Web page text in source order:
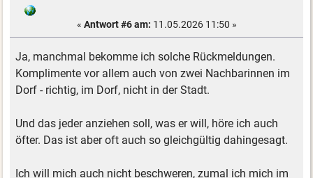
« Antwort #6 am: 11.05.2026 11:50 »
Ja, manchmal bekomme ich solche Rückmeldungen.
Komplimente vor allem auch von zwei Nachbarinnen im
Dorf - richtig, im Dorf, nicht in der Stadt.
Und das jeder anziehen soll, was er will, höre ich auch
öfter. Das ist aber oft auch so gleichgültig dahingesagt.
Ich will mich auch nicht beschweren, zumal ich mich im